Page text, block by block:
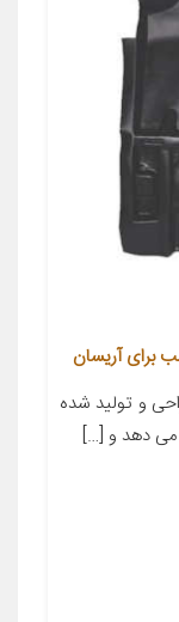
و تولید شده
دهد و […]